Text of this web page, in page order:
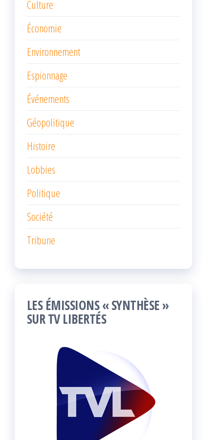
Culture
Économie
Environnement
Espionnage
Événements
Géopolitique
Histoire
Lobbies
Politique
Société
Tribune
LES ÉMISSIONS « SYNTHÈSE »
SUR TV LIBERTÉS